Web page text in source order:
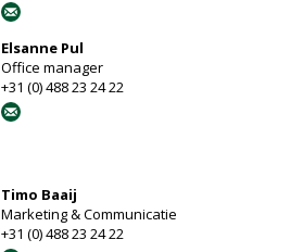
Elsanne Pul
Office manager
+31 (0) 488 23 24 22
Timo Baaij
Marketing & Communicatie
+31 (0) 488 23 24 22